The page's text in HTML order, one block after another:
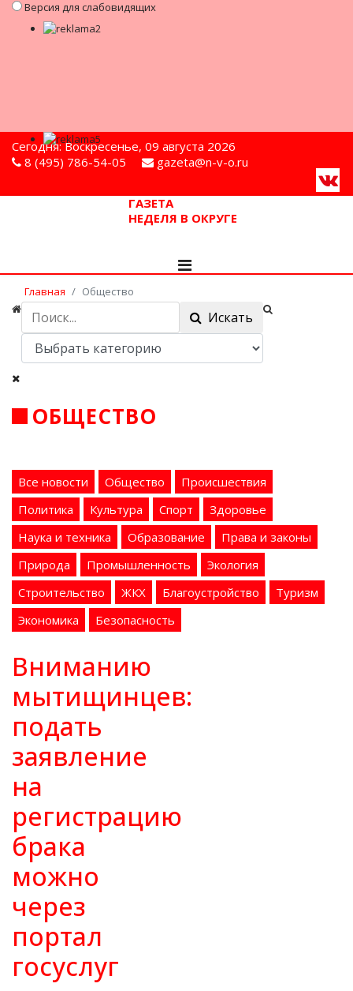
Версия для слабовидящих
Сегодня: Воскресенье, 09 августа 2026
8 (495) 786-54-05
gazeta@n-v-o.ru
ГАЗЕТА
НЕДЕЛЯ В ОКРУГЕ
Главная Общество
Искать
ОБЩЕСТВО
Все новости Общество
Происшествия
Политика
Культура Спорт
Здоровье
Наука и техника
Образование
Права и законы
Природа
Промышленность
Экология
Строительство
ЖКХ Благоустройство
Туризм
Экономика
Безопасность
Вниманию
мытищинцев:
подать
заявление
на
регистрацию
брака
можно
через
портал
госуслуг